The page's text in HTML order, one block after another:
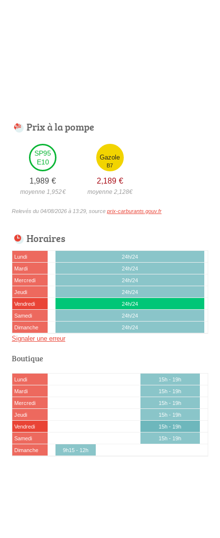
Prix à la pompe
SP95
E10
1,989 €
moyenne 1,952€
Gazole
B7
2,189 €
moyenne 2,128€
Relevés du 04/08/2026 à 13:29, source prix-carburants.gouv.fr
Horaires
Lundi
24h/24
Mardi
24h/24
Mercredi
24h/24
Jeudi
24h/24
Vendredi
24h/24
Samedi
24h/24
Dimanche
24h/24
Signaler une erreur
Boutique
Lundi
15h - 19h
Mardi
15h - 19h
Mercredi
15h - 19h
Jeudi
15h - 19h
Vendredi
15h - 19h
Samedi
15h - 19h
Dimanche
9h15 - 12h